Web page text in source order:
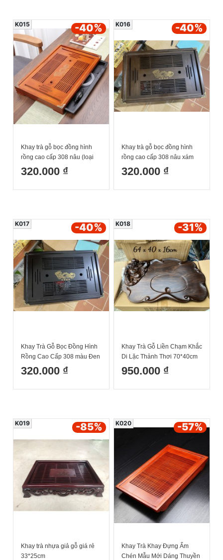
Khay trà gỗ bọc đồng hình
rồng cao cấp 308 nâu (loại
dày hộp đỏ có hình rồng)
52z33z6cm
320.000 ₫
K015 -40%
Khay trà gỗ bọc đồng hình
rồng cao cấp 308 nâu xám
(loại dày hộp đỏ có hình
rồng) 52z33z6cm
320.000 ₫
K016 -40%
Khay Trà Gỗ Bọc Đồng Hình
Rồng Cao Cấp 308 màu Đen
(Loại Dày Hộp Đỏ Có Hình
Rồng) 52z33z6cm
320.000 ₫
K017 -40%
Khay Trà Gỗ Liền Chạm Khắc
Di Lặc Thảnh Thơi 70*40cm
(khay đựng ấm chén)
950.000 ₫
K018 -31%
Khay trà nhựa giả gỗ giá rẻ
33*25cm
K019 -85%
Khay Trà Khay Đựng Ấm
Chén Mẫu Mới Dáng Thuyền
K020 -57%